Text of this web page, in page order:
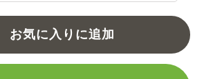
お気に入りに追加